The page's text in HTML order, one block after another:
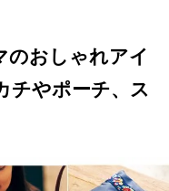
う”
ネイ
ビー
小物
のおしゃれアイ
チやポーチ、ス